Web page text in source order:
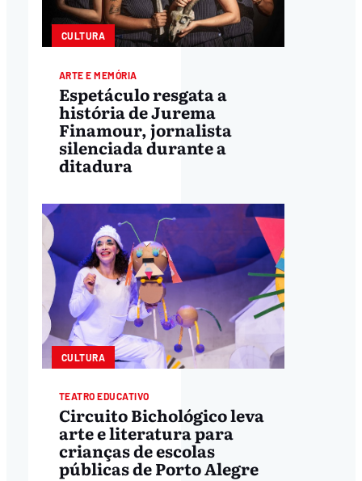
CULTURA
ARTE E MEMÓRIA
Espetáculo resgata a
história de Jurema
Finamour, jornalista
silenciada durante a
ditadura
CULTURA
TEATRO EDUCATIVO
Circuito Bichológico leva
arte e literatura para
crianças de escolas
públicas de Porto Alegre